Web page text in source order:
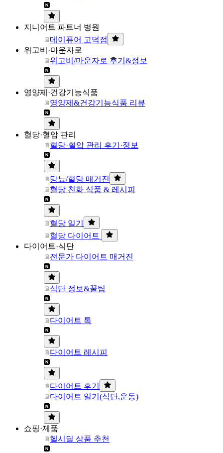
지니어트 파트너 병원
메이퓨어 고덕점
위고비·마운자로
위고비/마운자로 후기&정보
영양제·건강기능식품
영양제&건강기능식품 리뷰
혈당·혈압 관리
혈당·혈압 관리 후기·정보
당뇨/혈당 매거진
혈당 친화 식품 & 레시피
혈당 일기
혈당 다이어트
다이어트·식단
전문가 다이어트 매거진
식단 정보&꿀팁
다이어트 톡
다이어트 레시피
다이어트 후기
다이어트 일기(식단,운동)
쇼핑·제품
헬시딜 상품 추천